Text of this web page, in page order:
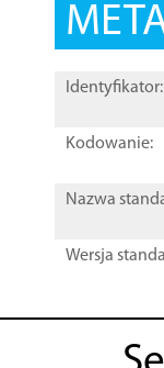
Identyfikator:
Kodowanie:
Nazwa
Wersja